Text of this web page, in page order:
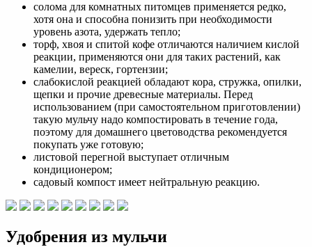
солома для комнатных питомцев применяется редко,
хотя она и способна понизить при необходимости
уровень азота, удержать тепло;
торф, хвоя и спитой кофе отличаются наличием кислой
реакции, применяются они для таких растений, как
камелии, вереск, гортензии;
слабокислой реакцией обладают кора, стружка, опилки,
щепки и прочие древесные материалы. Перед
использованием (при самостоятельном приготовлении)
такую мульчу надо компостировать в течение года,
поэтому для домашнего цветоводства рекомендуется
покупать уже готовую;
листовой перегной выступает отличным
кондиционером;
садовый компост имеет нейтральную реакцию.
Удобрения из мульчи